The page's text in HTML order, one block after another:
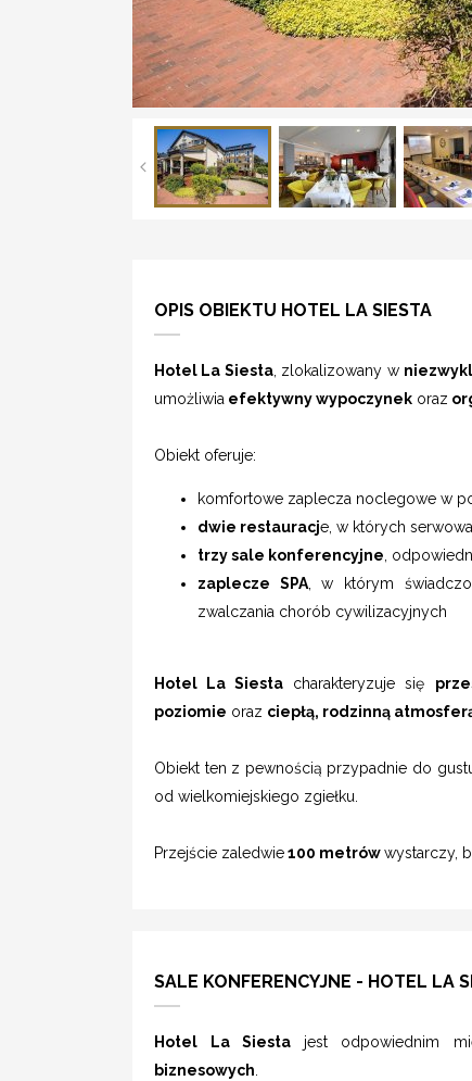
OPIS OBIEKTU HOTEL LA SIESTA
Hotel La Siesta, zlokalizowany w
umożliwia efektywny wypoczynek oraz
Obiekt oferuje:
komfortowe zaplecza noclegowe w
dwie restauracje, w których
trzy sale konferencyjne ,
zaplecze SPA, w którym
zwalczania chorób cywilizacyjnych
Hotel La Siesta charakteryzuje się
poziomie oraz ciepłą, rodzinną
Obiekt ten z pewnością przypadnie do
od wielkomiejskiego zgiełku.
Przejście zaledwie100 metrówwystarczy,
SALE KONFERENCYJNE - HOTEL LA
Hotel La Siesta jest odpowiednim
biznesowych